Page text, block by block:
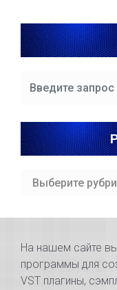
Раздел
На нашем сайте
программы для
VST плагины,